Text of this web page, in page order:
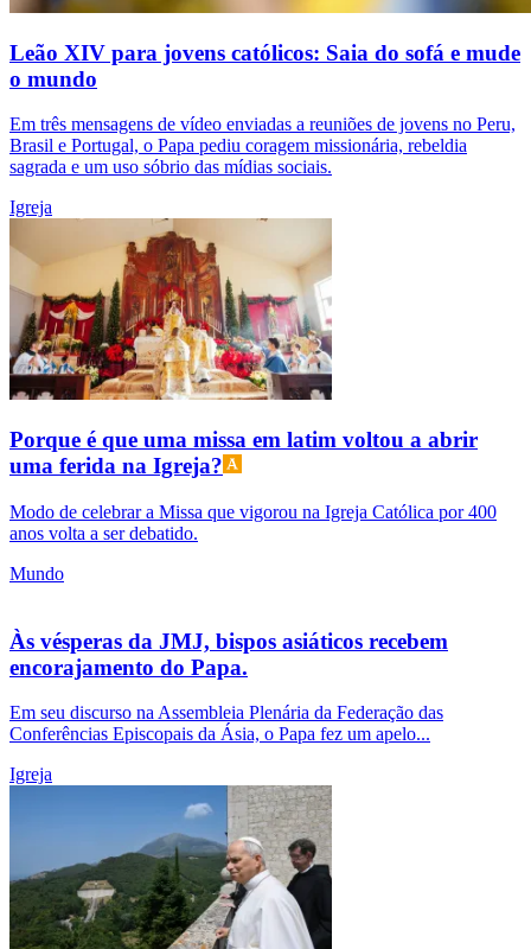
Leão XIV para jovens católicos: Saia do sofá e mude
o mundo
Em três mensagens de vídeo enviadas a reuniões de jovens no Peru,
Brasil e Portugal, o Papa pediu coragem missionária, rebeldia
sagrada e um uso sóbrio das mídias sociais.
Igreja
Porque é que uma missa em latim voltou a abrir
uma ferida na Igreja?
Modo de celebrar a Missa que vigorou na Igreja Católica por 400
anos volta a ser debatido.
Mundo
Às vésperas da JMJ, bispos asiáticos recebem
encorajamento do Papa.
Em seu discurso na Assembleia Plenária da Federação das
Conferências Episcopais da Ásia, o Papa fez um apelo...
Igreja